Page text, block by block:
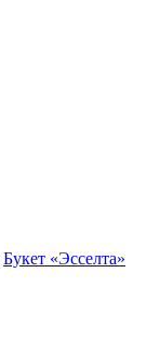
Букет «Эсселта»